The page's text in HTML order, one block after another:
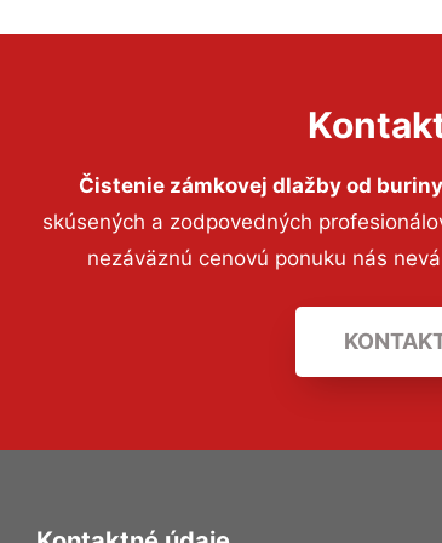
Čistenie zámkovej dlažby od
skúsených a zodpovedných
nezáväznú cenovú ponuku nás